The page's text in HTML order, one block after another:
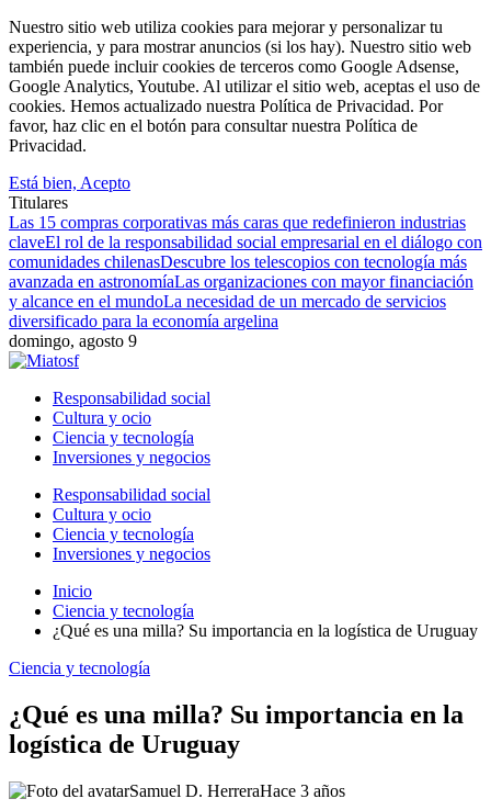
Nuestro sitio web utiliza cookies para mejorar y personalizar tu
experiencia, y para mostrar anuncios (si los hay). Nuestro sitio web
también puede incluir cookies de terceros como Google Adsense,
Google Analytics, Youtube. Al utilizar el sitio web, aceptas el uso de
cookies. Hemos actualizado nuestra Política de Privacidad. Por
favor, haz clic en el botón para consultar nuestra Política de
Privacidad.
Está bien, Acepto
Titulares
Las 15 compras corporativas más caras que redefinieron industrias
claveEl rol de la responsabilidad social empresarial en el diálogo con
comunidades chilenasDescubre los telescopios con tecnología más
avanzada en astronomíaLas organizaciones con mayor financiación
y alcance en el mundoLa necesidad de un mercado de servicios
diversificado para la economía argelina
domingo, agosto 9
Responsabilidad social
Cultura y ocio
Ciencia y tecnología
Inversiones y negocios
Responsabilidad social
Cultura y ocio
Ciencia y tecnología
Inversiones y negocios
Inicio
Ciencia y tecnología
¿Qué es una milla? Su importancia en la logística de Uruguay
Ciencia y tecnología
¿Qué es una milla? Su importancia en la
logística de Uruguay
Samuel D. HerreraHace 3 años